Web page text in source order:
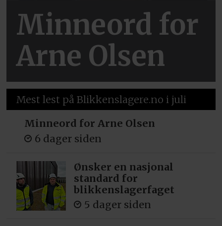
Minneord for
Arne Olsen
Mest lest på Blikkenslagere.no i juli
Minneord for Arne Olsen
6 dager siden
Ønsker en nasjonal
standard for
blikkenslagerfaget
5 dager siden